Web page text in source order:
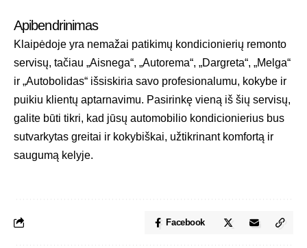
Apibendrinimas
Klaipėdoje yra nemažai patikimų kondicionierių remonto
servisų, tačiau „Aisnega“, „Autorema“, „Dargreta“, „Melga“
ir „Autobolidas“ išsiskiria savo profesionalumu, kokybe ir
puikiu klientų aptarnavimu. Pasirinkę vieną iš šių servisų,
galite būti tikri, kad jūsų automobilio kondicionierius bus
sutvarkytas greitai ir kokybiškai, užtikrinant komfortą ir
saugumą kelyje.
Facebook